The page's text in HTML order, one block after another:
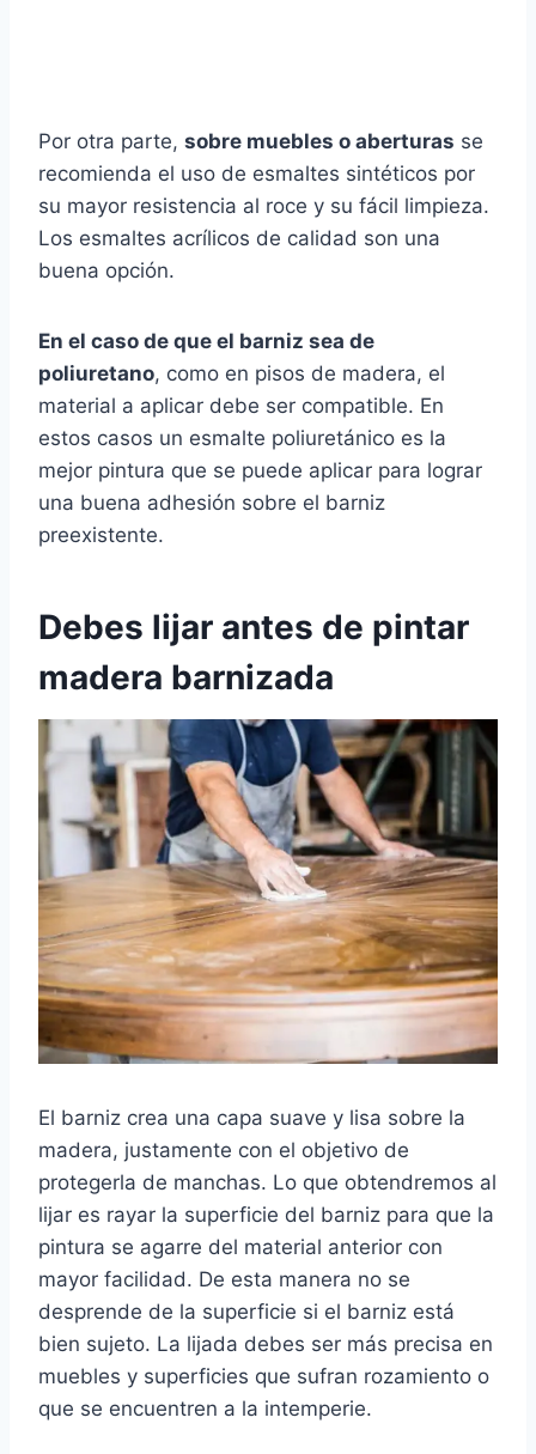
Por otra parte, sobre muebles o aberturas se
recomienda el uso de esmaltes sintéticos por
su mayor resistencia al roce y su fácil limpieza.
Los esmaltes acrílicos de calidad son una
buena opción.
En el caso de que el barniz sea de
poliuretano, como en pisos de madera, el
material a aplicar debe ser compatible. En
estos casos un esmalte poliuretánico es la
mejor pintura que se puede aplicar para lograr
una buena adhesión sobre el barniz
preexistente.
Debes lijar antes de pintar
madera barnizada
El barniz crea una capa suave y lisa sobre la
madera, justamente con el objetivo de
protegerla de manchas. Lo que obtendremos al
lijar es rayar la superficie del barniz para que la
pintura se agarre del material anterior con
mayor facilidad. De esta manera no se
desprende de la superficie si el barniz está
bien sujeto. La lijada debes ser más precisa en
muebles y superficies que sufran rozamiento o
que se encuentren a la intemperie.